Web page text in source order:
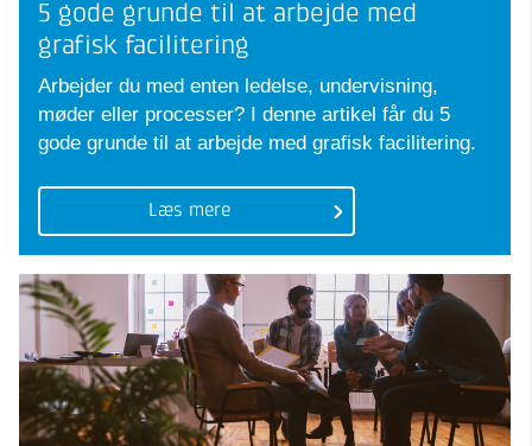
5 gode grunde til at arbejde med
grafisk facilitering
Arbejder du med enten ledelse, undervisning,
møder eller processer? I denne artikel får du 5
gode grunde til at arbejde med grafisk facilitering.
Læs mere